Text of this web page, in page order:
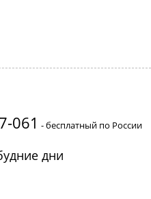
061 - бесплатный по России
дни